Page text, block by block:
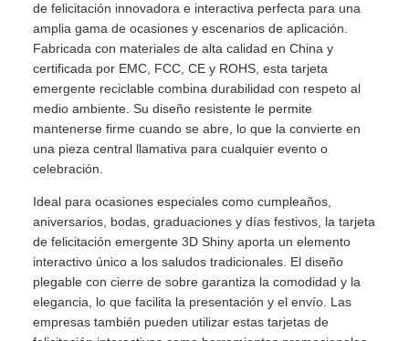
de felicitación innovadora e interactiva perfecta para una
amplia gama de ocasiones y escenarios de aplicación.
Fabricada con materiales de alta calidad en China y
certificada por EMC, FCC, CE y ROHS, esta tarjeta
emergente reciclable combina durabilidad con respeto al
medio ambiente. Su diseño resistente le permite
mantenerse firme cuando se abre, lo que la convierte en
una pieza central llamativa para cualquier evento o
celebración.
Ideal para ocasiones especiales como cumpleaños,
aniversarios, bodas, graduaciones y días festivos, la tarjeta
de felicitación emergente 3D Shiny aporta un elemento
interactivo único a los saludos tradicionales. El diseño
plegable con cierre de sobre garantiza la comodidad y la
elegancia, lo que facilita la presentación y el envío. Las
empresas también pueden utilizar estas tarjetas de